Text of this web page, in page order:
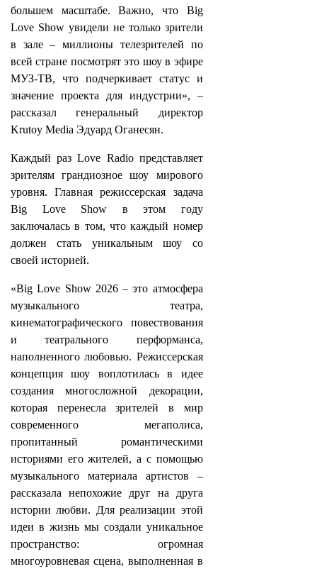
большем масштабе. Важно, что Big
Love Show увидели не только зрители
в зале – миллионы телезрителей по
всей стране посмотрят это шоу в эфире
МУЗ-ТВ, что подчеркивает статус и
значение проекта для индустрии», –
рассказал генеральный директор
Krutoy Media Эдуард Оганесян.
Каждый раз Love Radio представляет
зрителям грандиозное шоу мирового
уровня. Главная режиссерская задача
Big Love Show в этом году
заключалась в том, что каждый номер
должен стать уникальным шоу со
своей историей.
«Big Love Show 2026 – это атмосфера
музыкального театра,
кинематографического повествования
и театрального перформанса,
наполненного любовью. Режиссерская
концепция шоу воплотилась в идее
создания многосложной декорации,
которая перенесла зрителей в мир
современного мегаполиса,
пропитанный романтическими
историями его жителей, а с помощью
музыкального материала артистов –
рассказала непохожие друг на друга
истории любви. Для реализации этой
идеи в жизнь мы создали уникальное
пространство: огромная
многоуровневая сцена, выполненная в